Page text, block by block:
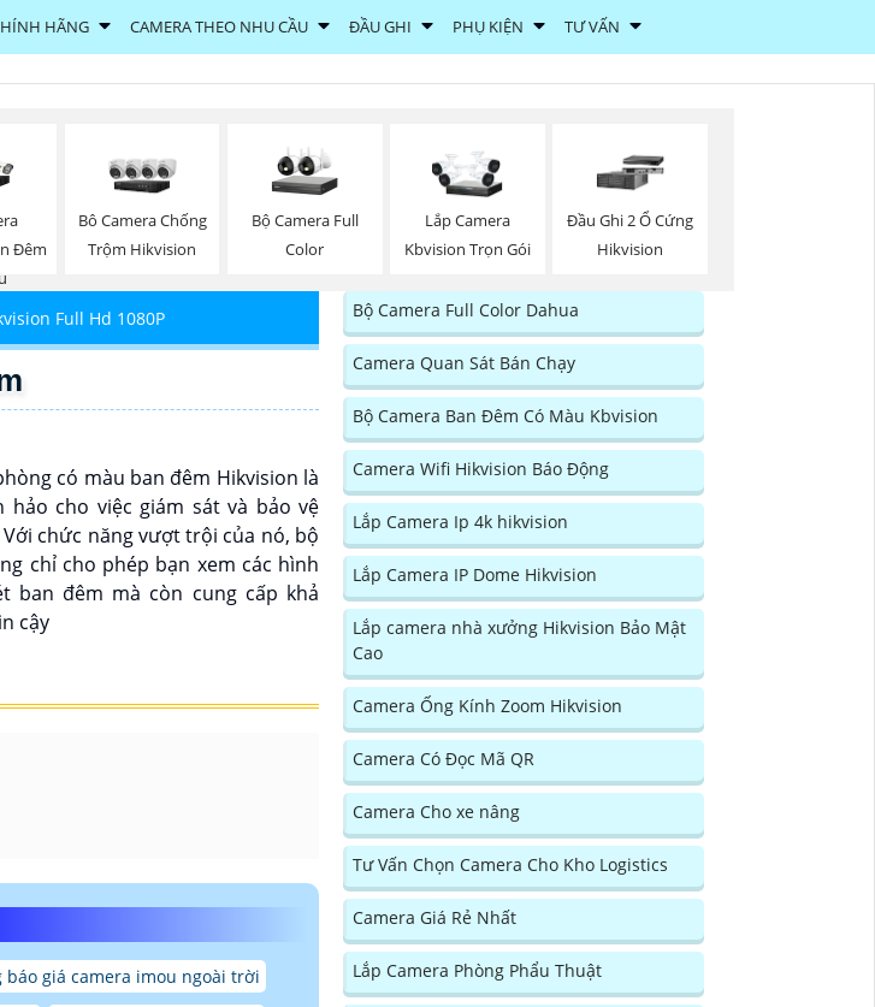
HÃNG CAMERA THEO NHU CẦU ĐẦU GHI PHỤ KIỆN TƯ VẤN
Đêm
Bô Camera Chống
Trộm Hikvision
Bộ Camera Full
Color
Lắp Camera
Kbvision Trọn Gói
Đầu Ghi 2 Ổ Cứng
Hikvision
Full Hd 1080P
có màu ban đêm Hikvision là
hảo cho việc giám sát và bảo vệ
chức năng vượt trội của nó, bộ
chỉ cho phép bạn xem các hình
ban đêm mà còn cung cấp khả
cậy
báo giá camera imou ngoài trời
Bộ Camera Full Color Dahua
Camera Quan Sát Bán Chạy
Bộ Camera Ban Đêm Có Màu Kbvision
Camera Wifi Hikvision Báo Động
Lắp Camera Ip 4k hikvision
Lắp Camera IP Dome Hikvision
Lắp camera nhà xưởng Hikvision Bảo Mật
Cao
Camera Ống Kính Zoom Hikvision
Camera Có Đọc Mã QR
Camera Cho xe nâng
Tư Vấn Chọn Camera Cho Kho Logistics
Camera Giá Rẻ Nhất
Lắp Camera Phòng Phẩu Thuật